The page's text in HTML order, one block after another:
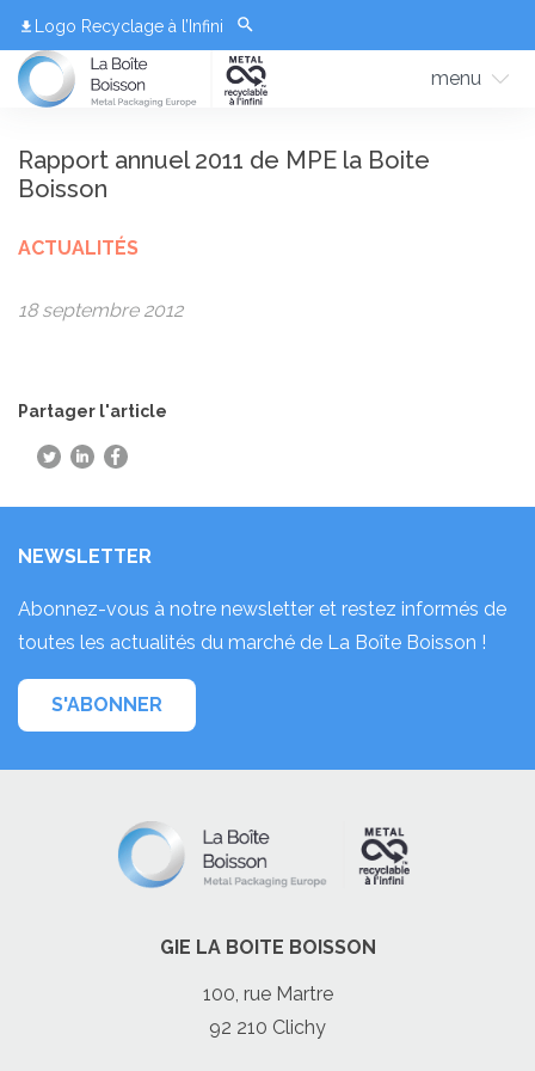
Logo Recyclage à l’Infini
menu
Rapport annuel 2011 de MPE la Boite
Boisson
ACTUALITÉS
18 septembre 2012
Partager l'article
NEWSLETTER
Abonnez-vous à notre newsletter et restez informés de
toutes les actualités du marché de La Boîte Boisson !
S'ABONNER
GIE LA BOITE BOISSON
100, rue Martre
92 210 Clichy